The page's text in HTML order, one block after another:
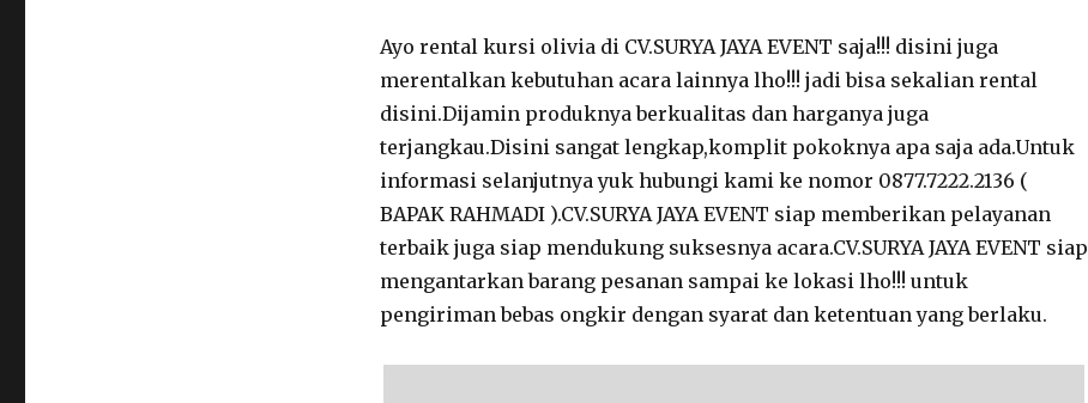
Ayo rental kursi olivia di CV.SURYA JAYA EVENT saja!!! disini juga
merentalkan kebutuhan acara lainnya lho!!! jadi bisa sekalian rental
disini.Dijamin produknya berkualitas dan harganya juga
terjangkau.Disini sangat lengkap,komplit pokoknya apa saja ada.Untuk
informasi selanjutnya yuk hubungi kami ke nomor 0877.7222.2136 (
BAPAK RAHMADI ).CV.SURYA JAYA EVENT siap memberikan pelayanan
terbaik juga siap mendukung suksesnya acara.CV.SURYA JAYA EVENT siap
mengantarkan barang pesanan sampai ke lokasi lho!!! untuk
pengiriman bebas ongkir dengan syarat dan ketentuan yang berlaku.